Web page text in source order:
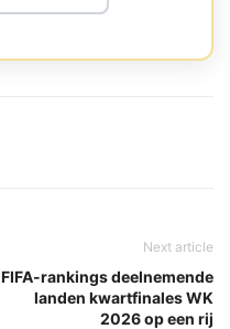
Next article
FIFA-rankings deelnemende
landen kwartfinales WK
2026 op een rij